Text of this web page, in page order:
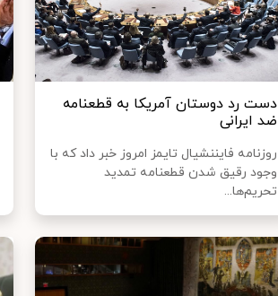
دست رد دوستان آمریکا به قطعنامه
ضد ایرانی
روزنامه فایننشیال تایمز امروز خبر داد که با
وجود رقیق شدن قطعنامه تمدید
تحریم‌ها...